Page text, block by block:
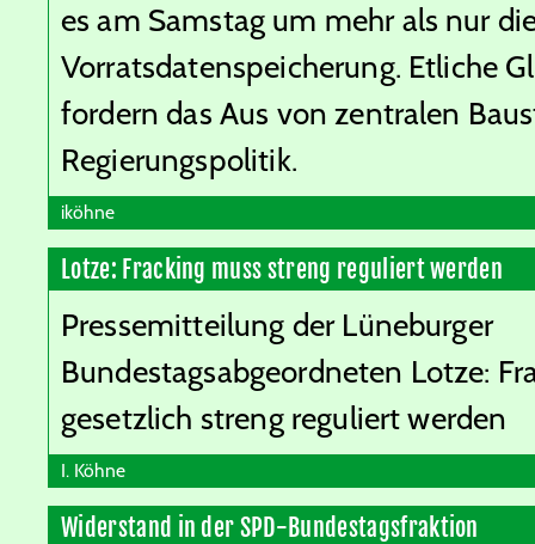
es am Samstag um mehr als nur
Vorratsdatenspeicherung. Etliche
fordern das Aus von zentralen
Regierungspolitik.
iköhne
Lotze: Fracking muss streng reguliert werden
Pressemitteilung der Lüneburger
Bundestagsabgeordneten Lotze:
gesetzlich streng reguliert werden
I. Köhne
Widerstand in der SPD-Bundestagsfraktion